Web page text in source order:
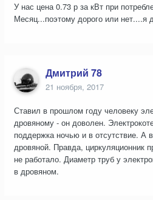
У нас цена 0.73 р за кВт при
Месяц...поэтому дорого или нет....я
Дмитрий 78
21 ноября, 2017
Ставил в прошлом году человеку
дровяному - он доволен.
поддержка ночью и в отсутствие. А
дровяной. Правда, циркуляционник
не работало. Диаметр труб у
в дровяном.